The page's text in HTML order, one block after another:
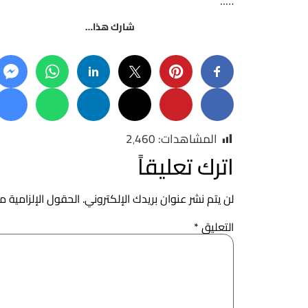
شارك هذا…
المشاهدات:2٬460
اترك تعليقاً
لن يتم نشر عنوان بريدك الإلكتروني. الحقول الإلزامية
التعليق*